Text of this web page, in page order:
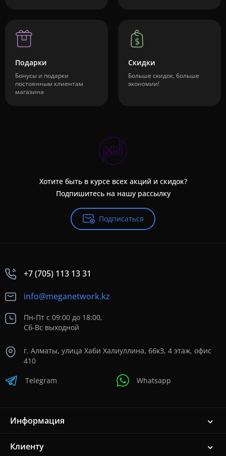
Подарки
Бонусы и подарки
постоянным клиентам
магазина
Скидки
Больше скидок, больше
экономии!
Хотите быть в курсе всех акций и скидок?
Подпишитесь на нашу рассылку
Подписаться
+7 (705) 113 13 31
info@meganetwork.kz
Пн-Пт с 09:00 до 18:00,
Сб-Вс выходной
г. Алматы, улица Хаби Халиуллина, 66кЗ, 4 этаж, офис
410
Telegram Whatsapp
Информация
Клиенту